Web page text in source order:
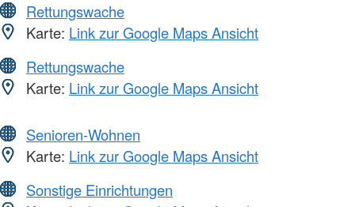
Rettungswache
Karte: Link zur Google Maps Ansicht
Rettungswache
Karte: Link zur Google Maps Ansicht
Senioren-Wohnen
Karte: Link zur Google Maps Ansicht
Sonstige Einrichtungen